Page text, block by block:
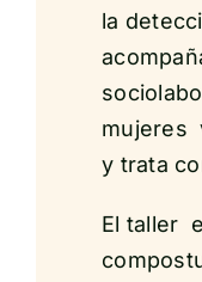
la
mujeres
y trata
El taller